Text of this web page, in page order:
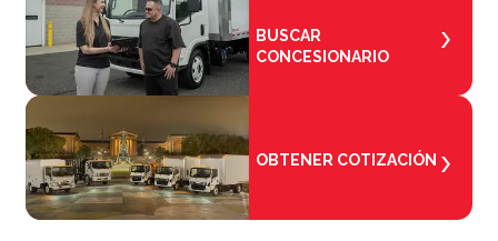
BUSCAR
CONCESIONARIO
OBTENER COTIZACIÓN